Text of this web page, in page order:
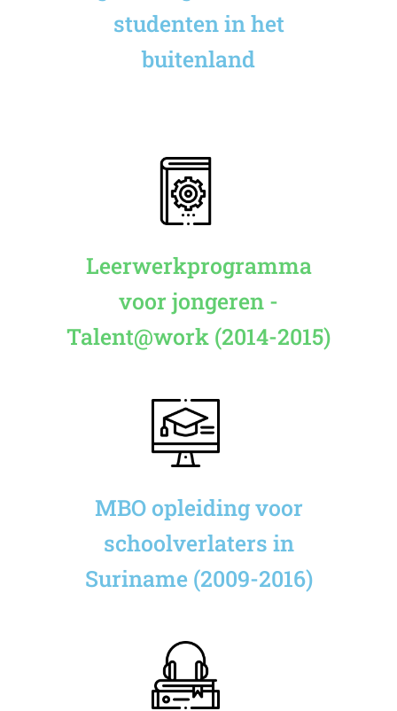
studenten in het
buitenland
Leerwerkprogramma
voor jongeren -
Talent@work (2014-2015)
MBO opleiding voor
schoolverlaters in
Suriname (2009-2016)